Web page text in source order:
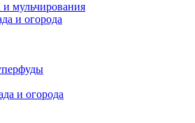
мульчирования
и огорода
и огорода